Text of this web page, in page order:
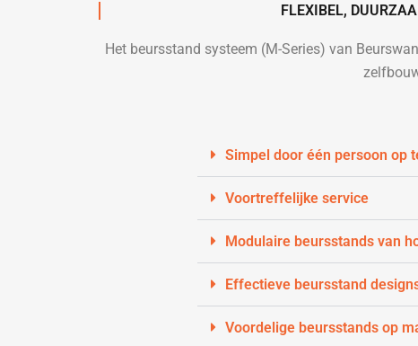
FLEXIBEL,
Het beursstand systeem (M-Series) van
Simpel door één persoon op
Voortreffelijke service
Modulaire beursstands van
Effectieve beursstand
Voordelige beursstands op